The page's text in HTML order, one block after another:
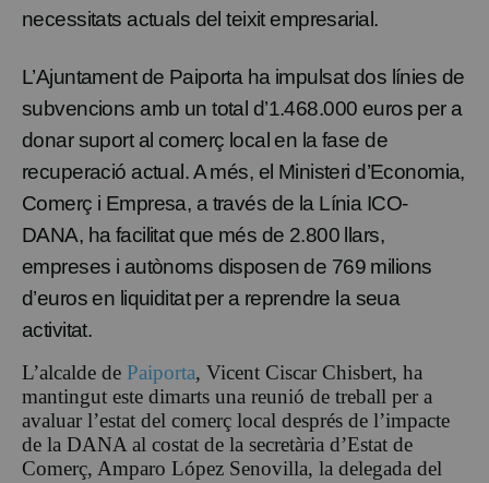
necessitats actuals del teixit empresarial.
L’Ajuntament de Paiporta ha impulsat dos línies de
subvencions amb un total d’1.468.000 euros per a
donar suport al comerç local en la fase de
recuperació actual. A més, el Ministeri d’Economia,
Comerç i Empresa, a través de la Línia ICO-
DANA, ha facilitat que més de 2.800 llars,
empreses i autònoms disposen de 769 milions
d’euros en liquiditat per a reprendre la seua
activitat.
L’alcalde de Paiporta, Vicent Ciscar Chisbert, ha
mantingut este dimarts una reunió de treball per a
avaluar l’estat del comerç local després de l’impacte
de la DANA al costat de la secretària d’Estat de
Comerç, Amparo López Senovilla, la delegada del